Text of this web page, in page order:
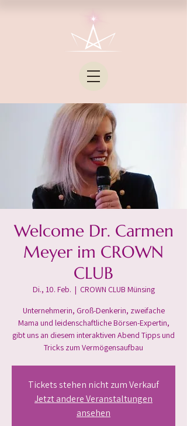
Welcome Dr. Carmen
Meyer im CROWN
CLUB
Di., 10. Feb.
  |
CROWN CLUB Münsing
Unternehmerin, Groß-Denkerin, zweifache
Mama und leidenschaftliche Börsen-Expertin,
gibt uns an diesem interaktiven Abend Tipps und
Tricks zum Vermögensaufbau
Tickets stehen nicht zum Verkauf
Jetzt andere Veranstaltungen
ansehen